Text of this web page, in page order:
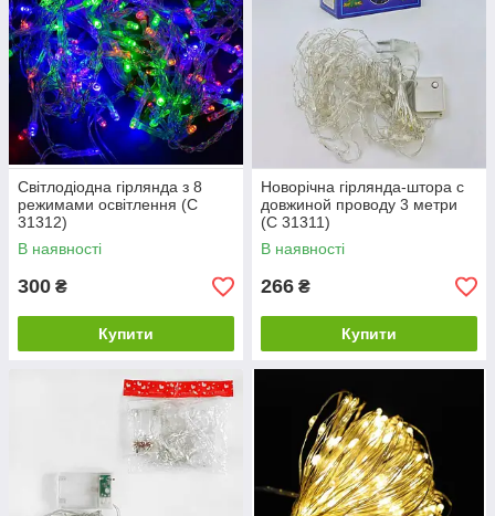
Світлодіодна гірлянда з 8
режимами освітлення (С
31312)
В наявності
300 ₴
Купити
Новорічна гірлянда-штора с
довжиной проводу 3 метри
(С 31311)
В наявності
266 ₴
Купити